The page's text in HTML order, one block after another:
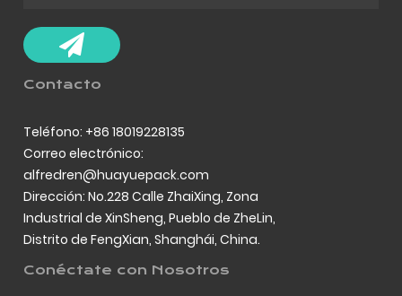
Contacto
Teléfono: +86 18019228135
Correo electrónico:
alfredren@huayuepack.com
Dirección: No.228 Calle ZhaiXing, Zona
Industrial de XinSheng, Pueblo de ZheLin,
Distrito de FengXian, Shanghái, China.
Conéctate con Nosotros